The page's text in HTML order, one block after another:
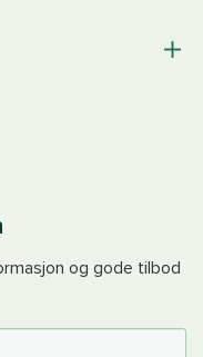
og gode tilbod